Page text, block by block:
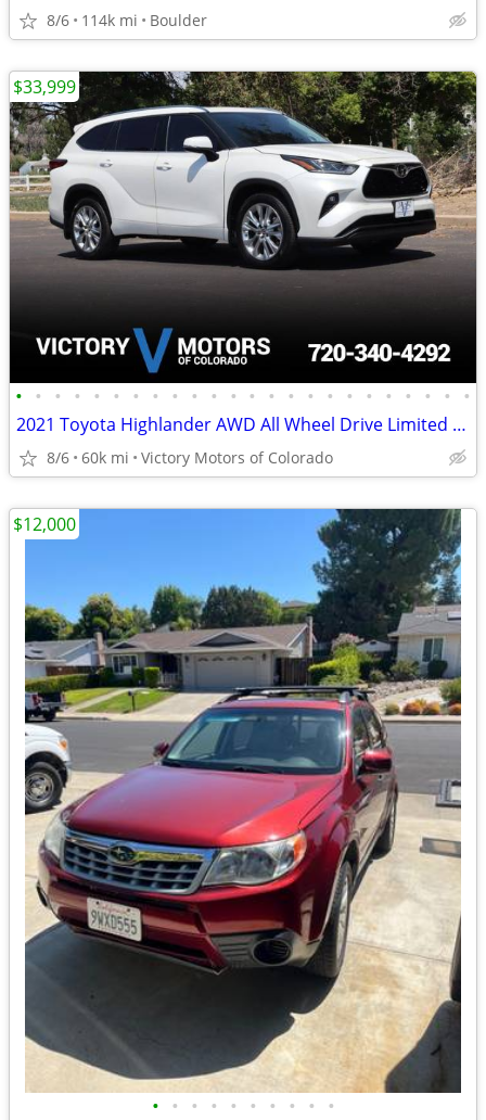
8/6 114k mi Boulder
• • • • • • • • • • • • • • • • • • • • • • • •
2021 Toyota Highlander AWD All Wheel Drive Limited SUV
8/6 60k mi Victory Motors of Colorado
$33,999
• • • • • • • • • •
$12,000